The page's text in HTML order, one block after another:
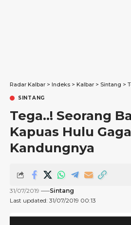
Radar Kalbar > Indeks > Kalbar > Sintang >
SINTANG
Tega..! Seorang
Kapuas Hulu
Kandungnya
Last updated: 31/07/2019 00:13
31/07/2019 Sintang